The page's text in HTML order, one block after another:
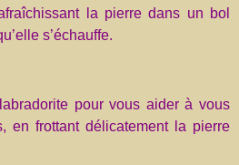
la pierre dans un bol
s’échauffe.
pour vous aider à vous
en frottant délicatement la pierre